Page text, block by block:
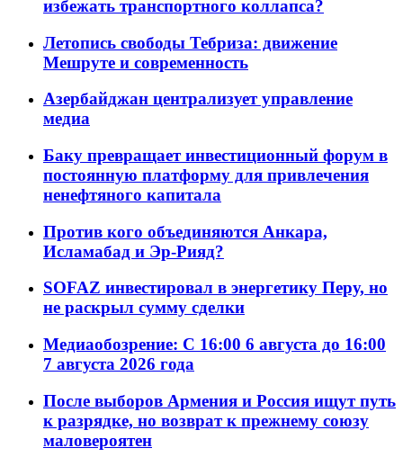
избежать транспортного коллапса?
Летопись свободы Тебриза: движение
Мешруте и современность
Азербайджан централизует управление
медиа
Баку превращает инвестиционный форум в
постоянную платформу для привлечения
ненефтяного капитала
Против кого объединяются Анкара,
Исламабад и Эр-Рияд?
SOFAZ инвестировал в энергетику Перу, но
не раскрыл сумму сделки
Медиаобозрение: С 16:00 6 августа до 16:00
7 августа 2026 года
После выборов Армения и Россия ищут путь
к разрядке, но возврат к прежнему союзу
маловероятен